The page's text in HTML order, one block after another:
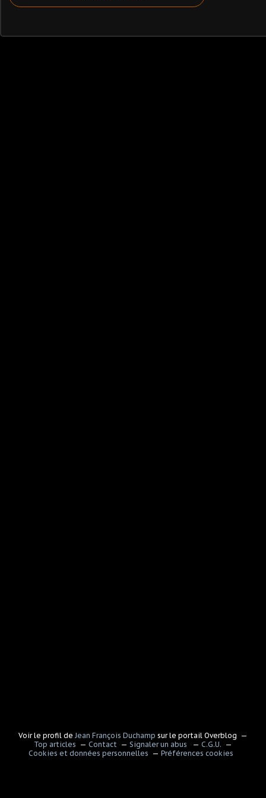
Voir le profil de Jean François Duchamp sur le portail Overblog
Top articles
Contact Signaler un abus
C.G.U.
Cookies et données personnelles
Préférences cookies